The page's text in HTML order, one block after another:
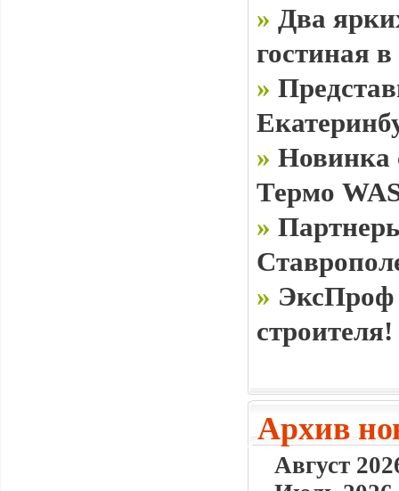
» Два
гостиная
»
» Новинка
Термо
»
» ЭксПроф
строителя!
Архив
Август